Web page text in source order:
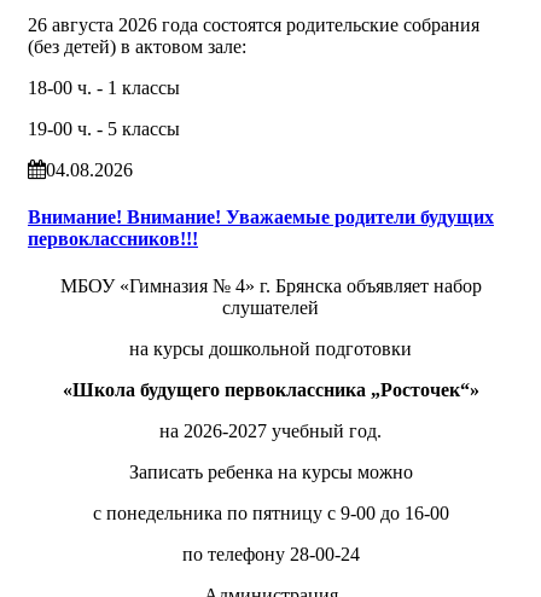
26 августа 2026 года состоятся родительские собрания
(без детей) в актовом зале:
18-00 ч. - 1 классы
19-00 ч. - 5 классы
04.08.2026
Внимание! Внимание! Уважаемые родители будущих
первоклассников!!!
МБОУ «Гимназия № 4» г. Брянска объявляет набор
слушателей
на курсы дошкольной подготовки
«Школа будущего первоклассника „Росточек“»
на 2026-2027 учебный год.
Записать ребенка на курсы можно
с понедельника по пятницу с 9-00 до 16-00
по телефону 28-00-24